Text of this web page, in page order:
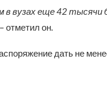
в вузах еще 42
отметил он.
дать не